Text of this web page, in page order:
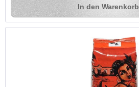
In den Warenkorb